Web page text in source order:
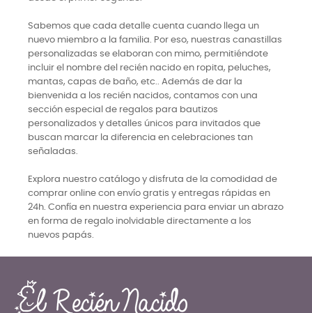
Sabemos que cada detalle cuenta cuando llega un
nuevo miembro a la familia. Por eso, nuestras canastillas
personalizadas se elaboran con mimo, permitiéndote
incluir el nombre del recién nacido en ropita, peluches,
mantas, capas de baño, etc.. Además de dar la
bienvenida a los recién nacidos, contamos con una
sección especial de regalos para bautizos
personalizados y detalles únicos para invitados que
buscan marcar la diferencia en celebraciones tan
señaladas.
Explora nuestro catálogo y disfruta de la comodidad de
comprar online con envío gratis y entregas rápidas en
24h. Confía en nuestra experiencia para enviar un abrazo
en forma de regalo inolvidable directamente a los
nuevos papás.